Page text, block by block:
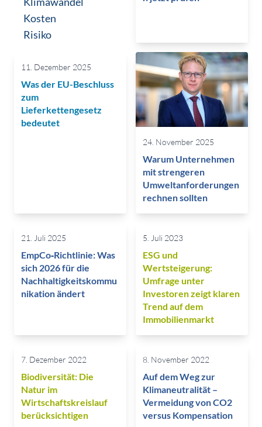
Kosten
Risiko
11. Dezember 2025
Was der EU-Beschluss
zum
Lieferkettengesetz
bedeutet
24. November 2025
Warum Unternehmen
mit strengeren
Umweltanforderungen
rechnen sollten
21. Juli 2025
EmpCo‑Richtlinie: Was
sich 2026 für die
Nachhaltigkeitskommu
nikation ändert
5. Juli 2023
ESG und
Wertsteigerung:
Umfrage unter
Investoren zeigt klaren
Trend auf dem
Immobilienmarkt
7. Dezember 2022
Biodiversität: Die
Natur im
Wirtschaftskreislauf
berücksichtigen
8. November 2022
Auf dem Weg zur
Klimaneutralität –
Vermeidung von CO2
versus Kompensation